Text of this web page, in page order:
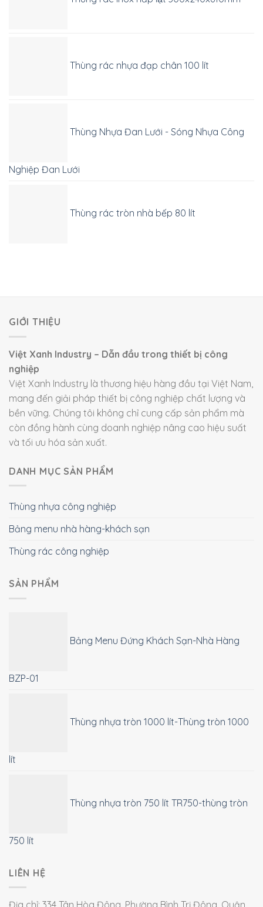
Thùng rác nhựa đạp chân 100 lít
Thùng Nhựa Đan Lưới - Sóng Nhựa Công
Nghiệp Đan Lưới
Thùng rác tròn nhà bếp 80 lít
GIỚI THIỆU
Việt Xanh Industry – Dẫn đầu trong thiết bị công
nghiệp
Việt Xanh Industry là thương hiệu hàng đầu tại Việt Nam,
mang đến giải pháp thiết bị công nghiệp chất lượng và
bền vững. Chúng tôi không chỉ cung cấp sản phẩm mà
còn đồng hành cùng doanh nghiệp nâng cao hiệu suất
và tối ưu hóa sản xuất.
DANH MỤC SẢN PHẨM
Thùng nhựa công nghiệp
Bảng menu nhà hàng-khách sạn
Thùng rác công nghiệp
SẢN PHẨM
Bảng Menu Đứng Khách Sạn-Nhà Hàng
BZP-01
Thùng nhựa tròn 1000 lít-Thùng tròn 1000
lít
Thùng nhựa tròn 750 lít TR750-thùng tròn
750 lít
LIÊN HỆ